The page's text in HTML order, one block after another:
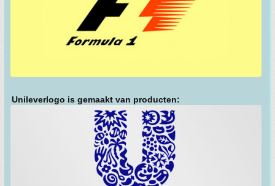
Unileverlogo is gemaakt van producten: